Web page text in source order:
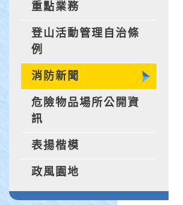
重點業務
登山活動管理自治條
例
消防新聞
危險物品場所公開資
訊
表揚楷模
政風園地